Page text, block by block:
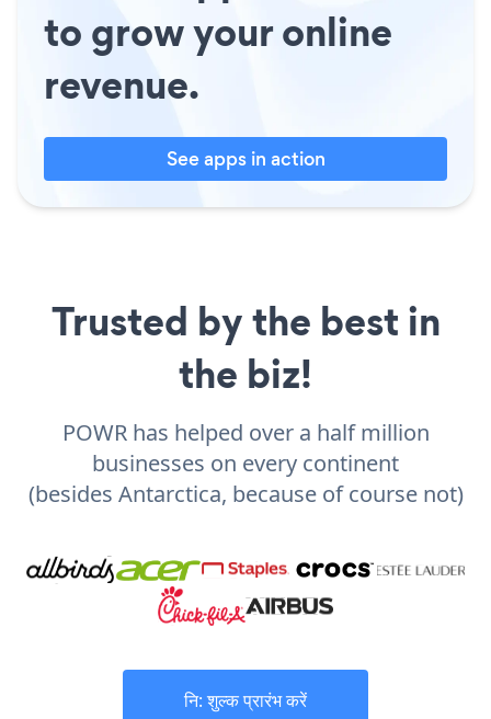
to grow your online
revenue.
See apps in action
Trusted by the best in
the biz!
POWR has helped over a half million
businesses on every continent
(besides Antarctica, because of course not)
नि: शुल्क प्रारंभ करें